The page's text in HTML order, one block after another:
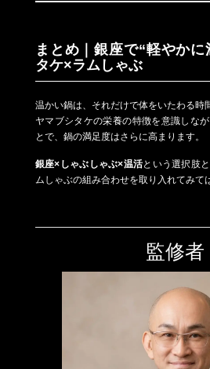
まとめ｜銀座で“軽やか
タケ×ラムしゃぶ
温かい鍋は、それだけで体をいたわる時
ヤマブシタケの栄養の特徴を意識しな
とで、鍋の満足度はさらに高まります。
銀座×しゃぶしゃぶ×温活という選択肢
ムしゃぶの組み合わせを取り入れてみて
監修者